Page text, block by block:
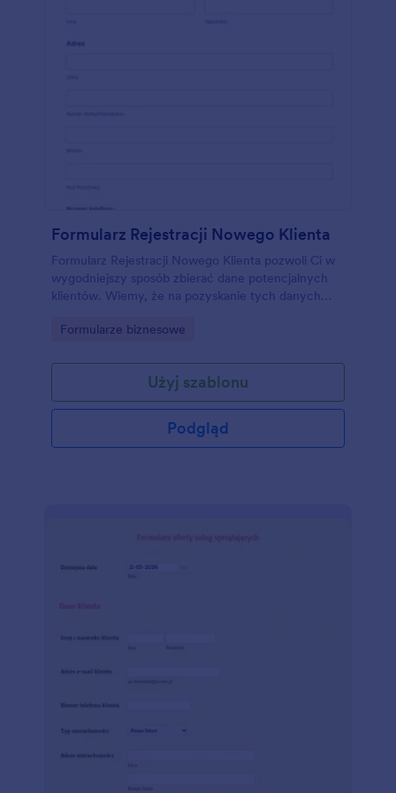
Formularz Rejestracji Nowego Klienta
Formularz Rejestracji Nowego Klienta pozwoli Ci w
wygodniejszy sposób zbierać dane potencjalnych
klientów. Wiemy, że na pozyskanie tych danych
pozwala skorzystać z szerokiego zakresu opcji
danych, informacji zwrotnych, rekomendacji i
Go to Category:
Formularze biznesowe
Użyj szablonu
Podgląd